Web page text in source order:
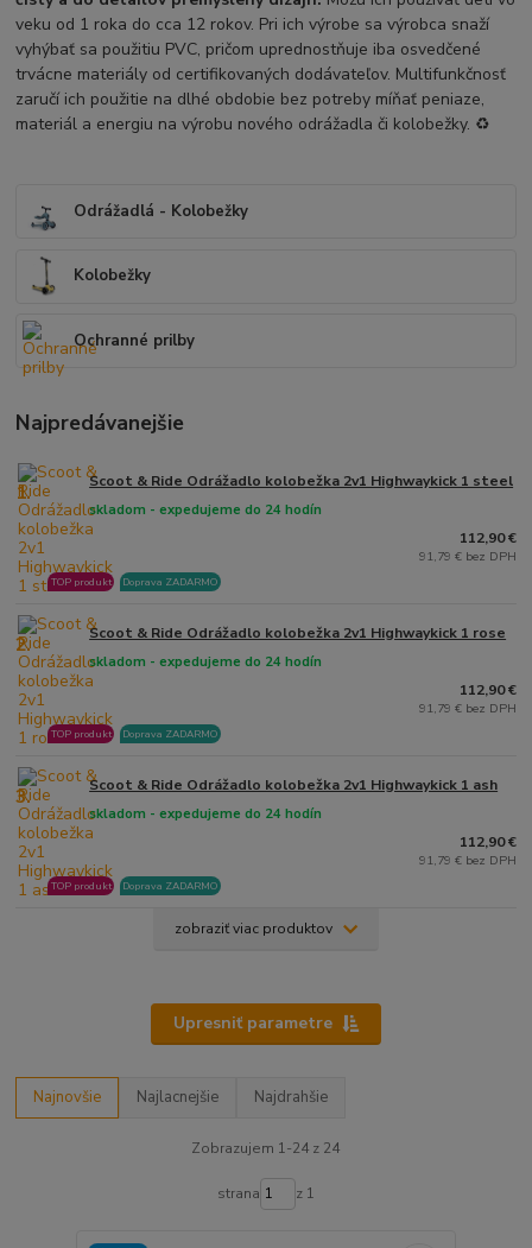
veku od 1 roka do cca 12 rokov. Pri ich výrobe sa výrobca snaží
vyhýbať sa použitiu PVC, pričom uprednostňuje iba osvedčené
trvácne materiály od certifikovaných dodávateľov. Multifunkčnosť
zaručí ich použitie na dlhé obdobie bez potreby míňať peniaze,
materiál a energiu na výrobu nového odrážadla či kolobežky. ♻️
Odrážadlá - Kolobežky
Kolobežky
Ochranné prilby
Najpredávanejšie
1. Scoot & Ride Odrážadlo kolobežka 2v1 Highwaykick 1 steel
skladom - expedujeme do 24 hodín
TOP produkt Doprava ZADARMO
112,90 €
91,79 € bez DPH
2. Scoot & Ride Odrážadlo kolobežka 2v1 Highwaykick 1 rose
skladom - expedujeme do 24 hodín
TOP produkt Doprava ZADARMO
112,90 €
91,79 € bez DPH
3. Scoot & Ride Odrážadlo kolobežka 2v1 Highwaykick 1 ash
skladom - expedujeme do 24 hodín
TOP produkt Doprava ZADARMO
112,90 €
91,79 € bez DPH
zobraziť viac produktov
Upresniť parametre
Najnovšie Najlacnejšie Najdrahšie
Zobrazujem 1-24 z 24
strana z 1